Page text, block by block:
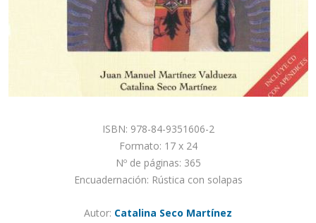
ISBN: 978-84-9351606-2
Formato: 17 x 24
Nº de páginas: 365
Encuadernación: Rústica con solapas
Autor: Catalina Seco Martínez